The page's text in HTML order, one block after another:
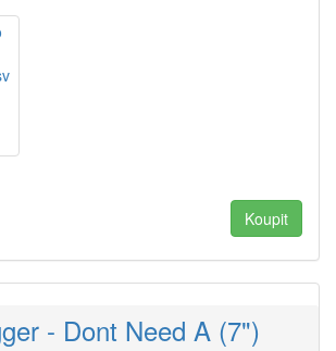
- Dont Need A (7")